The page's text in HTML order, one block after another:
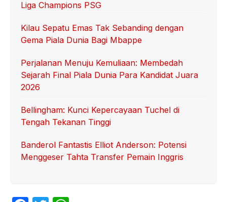
Liga Champions PSG
Kilau Sepatu Emas Tak Sebanding dengan
Gema Piala Dunia Bagi Mbappe
Perjalanan Menuju Kemuliaan: Membedah
Sejarah Final Piala Dunia Para Kandidat Juara
2026
Bellingham: Kunci Kepercayaan Tuchel di
Tengah Tekanan Tinggi
Banderol Fantastis Elliot Anderson: Potensi
Menggeser Tahta Transfer Pemain Inggris